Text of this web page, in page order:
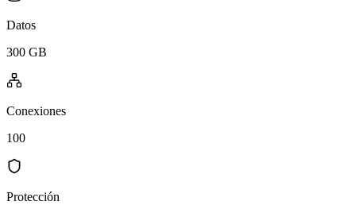
Datos
300 GB
Conexiones
100
Protección